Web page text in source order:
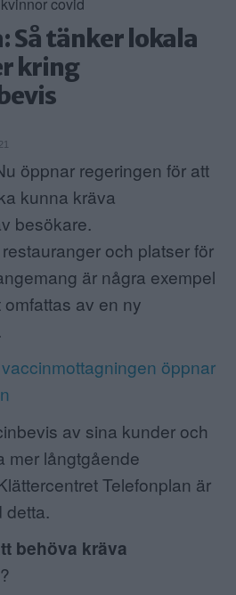
Så tänker lokala
kring
öppnar regeringen för att
kunna kräva
besökare.
och platser för
är några exempel
av en ny
öppnar
av sina kunder och
mer långtgående
Telefonplan är
detta.
behöva kräva
?